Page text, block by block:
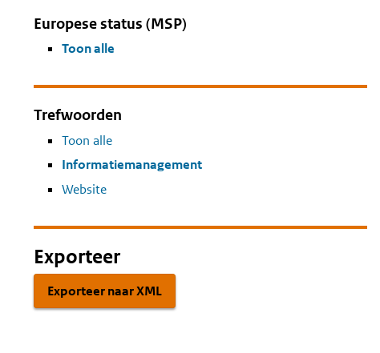
Europese status (MSP)
Toon alle
Trefwoorden
Toon alle
Informatiemanagement
Website
Exporteer
Exporteer naar XML